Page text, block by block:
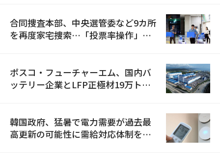
合同捜査本部、中央選管委など9カ所
を再度家宅捜索…「投票率操作」の
ポスコ・フューチャーエム、国内バ
ッテリー企業とLFP正極材19万トン
韓国政府、猛暑で電力需要が過去最
高更新の可能性に需給対応体制を点